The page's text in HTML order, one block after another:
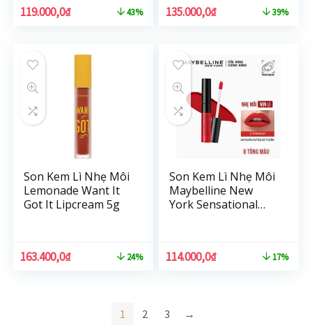
119.000,0₫ 43% 135.000,0₫ 39%
Son Kem Lì Nhẹ Môi
Lemonade Want It
Got It Lipcream 5g
163.400,0₫ 24%
Son Kem Lì Nhẹ Môi
Maybelline New
York Sensational
114.000,0₫ 17%
1 2 3 →